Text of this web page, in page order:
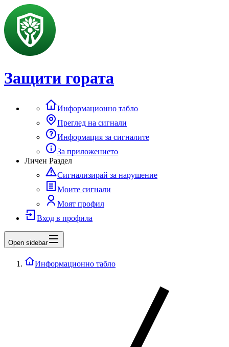
Защити гората
Информационно табло
Преглед на сигнали
Информация за сигналите
За приложението
Личен Раздел
Сигнализирай за нарушение
Моите сигнали
Моят профил
Вход в профила
Open sidebar
Информационно табло